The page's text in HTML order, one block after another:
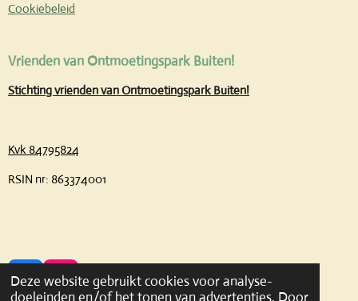
Deze website gebruikt cookies voor analyse-
doeleinden en/of het tonen van advertenties. Door
Cookiebeleid
Vrienden van Ontmoetingspark Buiten!
Stichting vrienden van Ontmoetingspark Buiten!
Kvk 84795824
RSIN nr: 863374001
F
I